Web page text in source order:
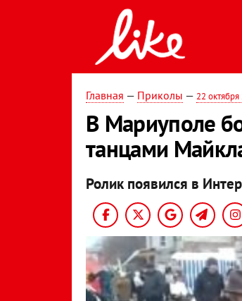
Главная — Приколы — 22 октября
В Мариуполе
танцами
Ролик появился в